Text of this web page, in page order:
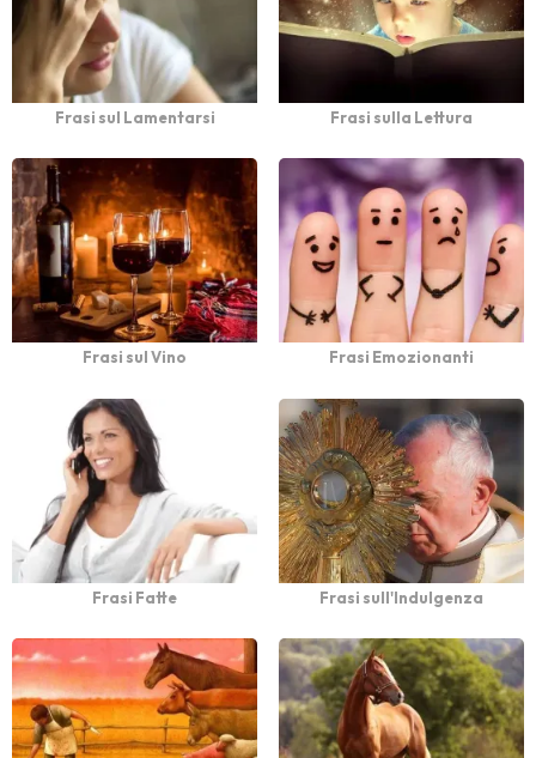
Frasi sul Lamentarsi Frasi sulla Lettura
Frasi sul Vino Frasi Emozionanti
Frasi Fatte Frasi sull'Indulgenza